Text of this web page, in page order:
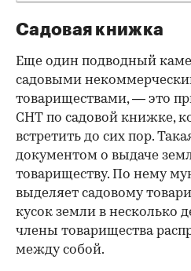
Садовая книжка
Еще один подводный
садовыми
товариществами, — это
СНТ по садовой книжке,
встретить до сих пор.
документом о выдаче
товариществу. По нему
выделяет садовому
кусок земли в несколько
члены товарищества
между собой.